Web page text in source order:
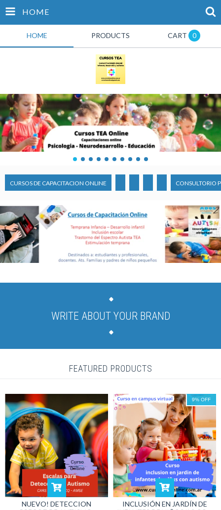
HOME
HOME PRODUCTS CART 0
CURSOS DE CAPACITACION ONLINE CONSULTORIO
WRITE ABOUT YOUR BRAND
FEATURED PRODUCTS
NUEVO! DETECCION
9% OFF
INCLUSIÓN EN JARDÍN DE